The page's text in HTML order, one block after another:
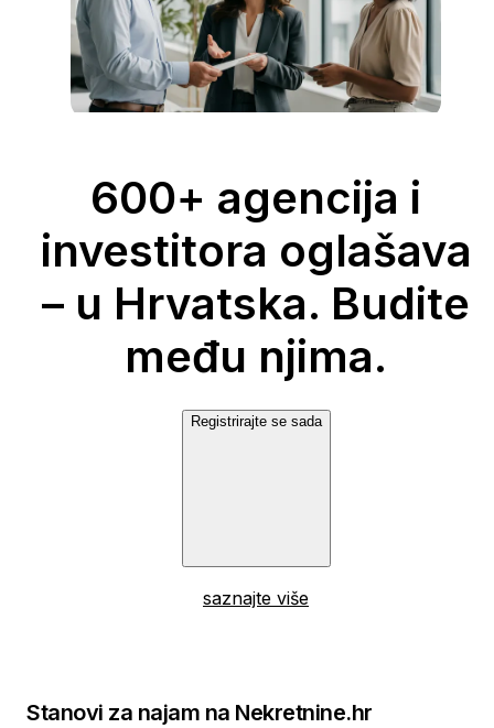
600+ agencija i
investitora oglašava
– u Hrvatska. Budite
među njima.
Registrirajte se sada
saznajte više
Stanovi za najam na Nekretnine.hr